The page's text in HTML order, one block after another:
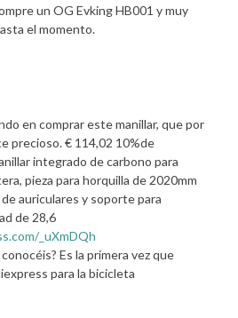
un OG Evking HB001 y muy
el momento.
en comprar este manillar, que por
precioso. € 114,02 10%de
integrado de carbono para
pieza para horquilla de 2020mm
auriculares y soporte para
de 28,6
_uXmDQh
Es la primera vez que
para la bicicleta